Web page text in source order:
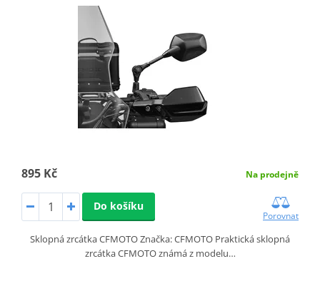
895 Kč Na prodejně
Do košíku
Porovnat
Sklopná zrcátka CFMOTO Značka: CFMOTO Praktická sklopná
zrcátka CFMOTO známá z modelu…